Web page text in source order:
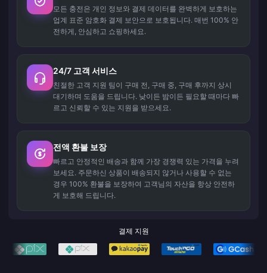
모든 충전은 개인 정보와 결제 데이터를 완벽하게 보호하는
업계 표준 암호화 결제 보안으로 보호됩니다. 매번 100% 안
전하게, 안심하고 쇼핑하세요.
24/7 고객 서비스
친절한 고객 지원 팀이 구매 전, 구매 중, 구매 후까지 상시
대기하며 도움을 드립니다. 낮이든 밤이든 필요할 때마다 빠
르고 신뢰할 수 있는 지원을 받으세요.
전액 환불 보장
빠르고 안정적인 배송과 함께 가장 경쟁력 있는 가격을 누려
보세요. 주문하신 상품이 배송되지 않거나 사용할 수 없는
경우 100% 환불을 보장하여 고객님의 자산을 항상 안전하
게 보호해 드립니다.
결제 지원